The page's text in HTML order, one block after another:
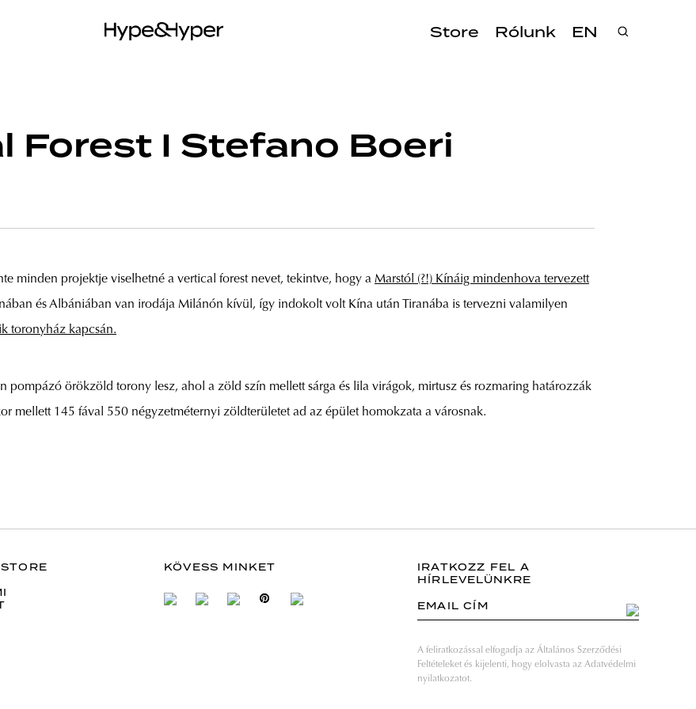
Store Rólunk EN
Forest I Stefano Boeri
minden projektje viselhetné a vertical forest nevet, tekintve, hogy a Marstól (?!) Kínáig mindenhova tervezett
és Albániában van irodája Milánón kívül, így indokolt volt Kína után Tiranába is tervezni valamilyen
toronyház kapcsán.
pompázó örökzöld torony lesz, ahol a zöld szín mellett sárga és lila virágok, mirtusz és rozmaring határozzák
mellett 145 fával 550 négyzetméternyi zöldterületet ad az épület homokzata a városnak.
STORE KÖVESS MINKET
IRATKOZZ FEL A
HÍRLEVELÜNKRE
EMAIL CÍM
A feliratkozással elfogadja az Általános Szerződési
Feltételeket és kijelenti, hogy elolvasta az Adatvédelmi
nyilatkozatot.